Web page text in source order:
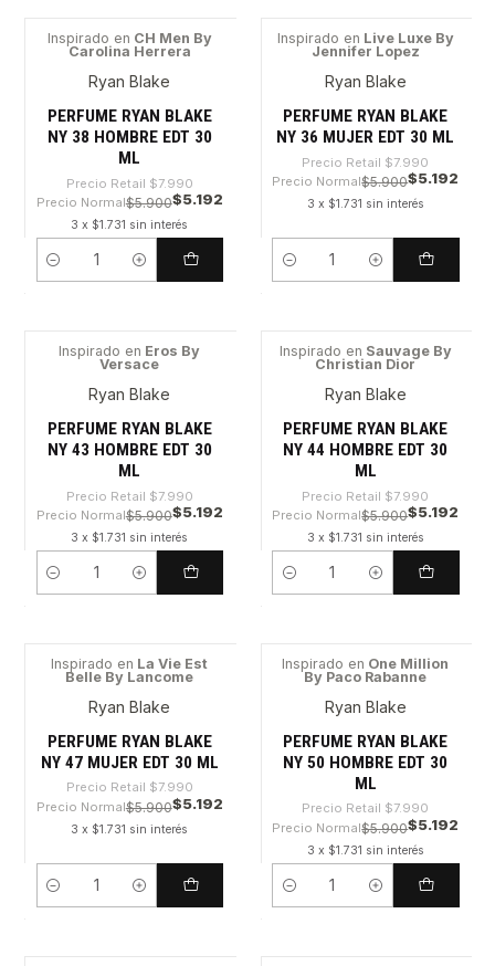
-35%
Inspirado en CH Men By
Carolina Herrera
Ryan Blake
PERFUME RYAN BLAKE
NY 38 HOMBRE EDT 30
ML
Precio Retail $7.990
Precio Normal$5.900$5.192
3 x $1.731 sin interés
Cantidad
-35%
Inspirado en Live Luxe By
Jennifer Lopez
Ryan Blake
PERFUME RYAN BLAKE
NY 36 MUJER EDT 30 ML
Precio Retail $7.990
Precio Normal$5.900$5.192
3 x $1.731 sin interés
Cantidad
Inspirado en Eros By
Versace
Ryan Blake
PERFUME RYAN BLAKE
NY 43 HOMBRE EDT 30
ML
Precio Retail $7.990
Precio Normal$5.900$5.192
3 x $1.731 sin interés
Cantidad
-35%
Inspirado en Sauvage By
Christian Dior
Ryan Blake
PERFUME RYAN BLAKE
NY 44 HOMBRE EDT 30
ML
Precio Retail $7.990
Precio Normal$5.900$5.192
3 x $1.731 sin interés
Cantidad
-35%
Inspirado en La Vie Est
Belle By Lancome
Ryan Blake
PERFUME RYAN BLAKE
NY 47 MUJER EDT 30 ML
Precio Retail $7.990
Precio Normal$5.900$5.192
3 x $1.731 sin interés
Cantidad
-35%
Inspirado en One Million
By Paco Rabanne
Ryan Blake
PERFUME RYAN BLAKE
NY 50 HOMBRE EDT 30
ML
Precio Retail $7.990
Precio Normal$5.900$5.192
3 x $1.731 sin interés
Cantidad